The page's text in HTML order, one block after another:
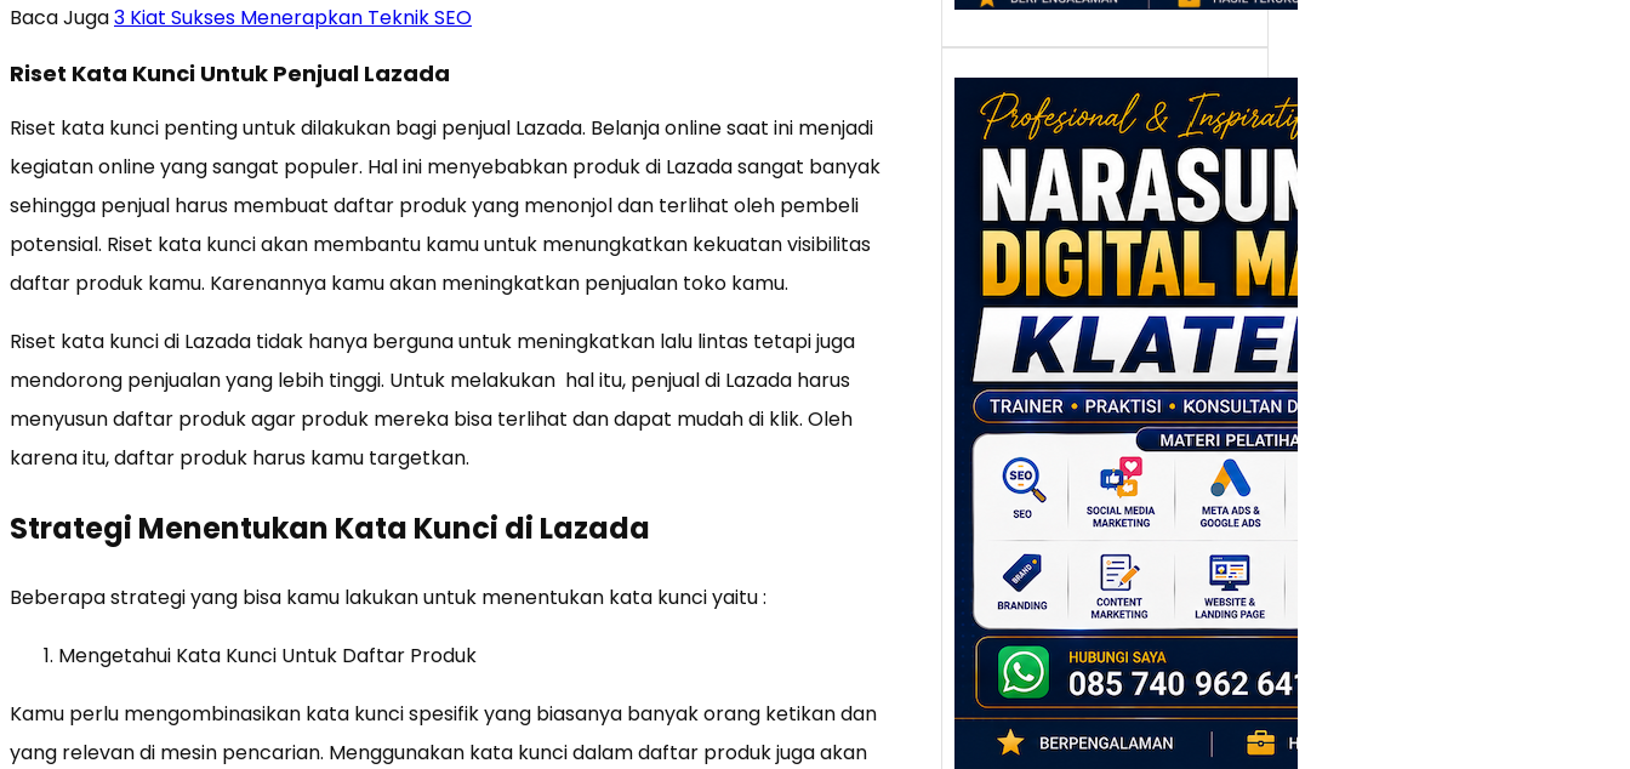
Baca Juga3 Kiat Sukses Menerapkan Teknik SEO
Riset Kata Kunci Untuk Penjual Lazada
Riset kata kunci penting untuk dilakukan bagi penjual Lazada. Belanja online saat ini menjadi
kegiatan online yang sangat populer. Hal ini menyebabkan produk di Lazada sangat banyak
sehingga penjual harus membuat daftar produk yang menonjol dan terlihat oleh pembeli
potensial. Riset kata kunci akan membantu kamu untuk menungkatkan kekuatan visibilitas
daftar produk kamu. Karenannya kamu akan meningkatkan penjualan toko kamu.
Riset kata kunci di Lazada tidak hanya berguna untuk meningkatkan lalu lintas tetapi juga
mendorong penjualan yang lebih tinggi. Untuk melakukan hal itu, penjual di Lazada harus
menyusun daftar produk agar produk mereka bisa terlihat dan dapat mudah di klik. Oleh
karena itu, daftar produk harus kamu targetkan.
Strategi Menentukan Kata Kunci di Lazada
Beberapa strategi yang bisa kamu lakukan untuk menentukan kata kunci yaitu :
Mengetahui Kata Kunci Untuk Daftar Produk
Kamu perlu mengombinasikan kata kunci spesifik yang biasanya banyak orang ketikan dan
yang relevan di mesin pencarian. Menggunakan kata kunci dalam daftar produk juga akan
Narasumber
Digital Marketing
Klaten: Membantu
UMKM dan SDM
Lokal Naik Kelas
Melalui Strategi
Digital
Setiap daerah memiliki
potensi ekonomi yang
berbeda, dan Klaten
adalah…